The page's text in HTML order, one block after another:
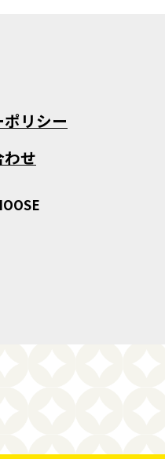
リシー
せ